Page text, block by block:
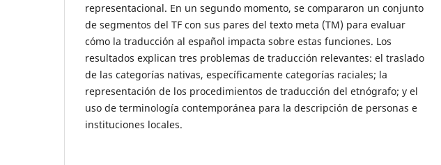
representacional. En un segundo momento, se compararon un conjunto
de segmentos del TF con sus pares del texto meta (TM) para evaluar
cómo la traducción al español impacta sobre estas funciones. Los
resultados explican tres problemas de traducción relevantes: el traslado
de las categorías nativas, específicamente categorías raciales; la
representación de los procedimientos de traducción del etnógrafo; y el
uso de terminología contemporánea para la descripción de personas e
instituciones locales.